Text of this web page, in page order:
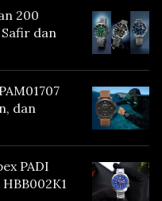
200
dan
dan
PADI